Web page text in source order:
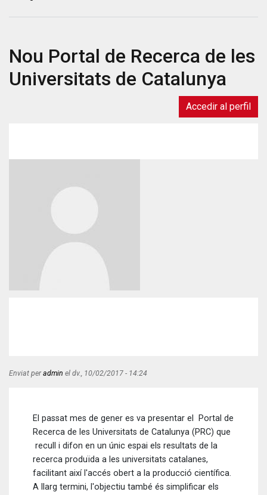
marxa
el
PADRIS,
Nou Portal de Recerca de les
Universitats de Catalunya
Accedir al perfil
Enviat peradmin el dv., 10/02/2017 - 14:24
El passat mes de gener es va presentar el Portal de
Recerca de les Universitats de Catalunya (PRC) que
recull i difon en un únic espai els resultats de la
recerca produïda a les universitats catalanes,
facilitant així l'accés obert a la producció científica.
A llarg termini, l'objectiu també és simplificar els